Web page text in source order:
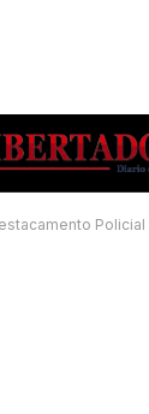
Policial de Seguridad